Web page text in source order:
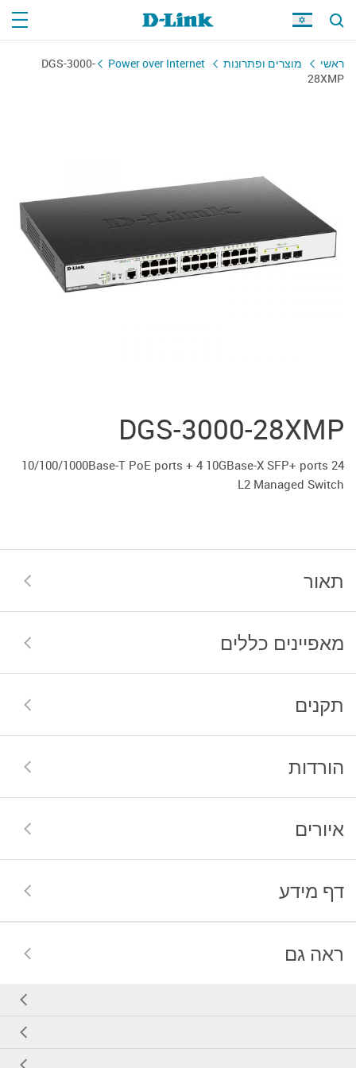
ראשי מוצרים ופתרונות Power over Internet
DGS-3000-
28XMP
DGS-3000-28XMP
24 10/100/1000Base-T PoE ports + 4 10GBase-X SFP+ ports
L2 Managed Switch
תאור
מאפיינים כללים
תקנים
הורדות
איורים
דף מידע
ראה גם